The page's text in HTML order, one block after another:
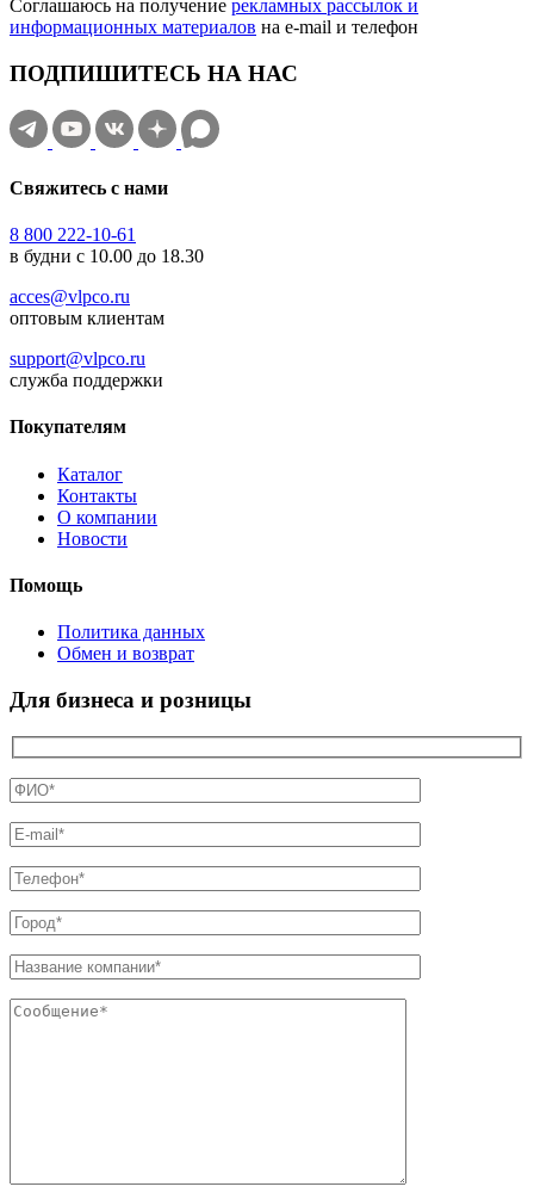
Соглашаюсь на получение рекламных рассылок и
информационных материалов на e‑mail и телефон
ПОДПИШИТЕСЬ НА НАС
Свяжитесь с нами
8 800 222-10-61
в будни с 10.00 до 18.30
acces@vlpco.ru
оптовым клиентам
support@vlpco.ru
служба поддержки
Покупателям
Каталог
Контакты
О компании
Новости
Помощь
Политика данных
Обмен и возврат
Для бизнеса и розницы